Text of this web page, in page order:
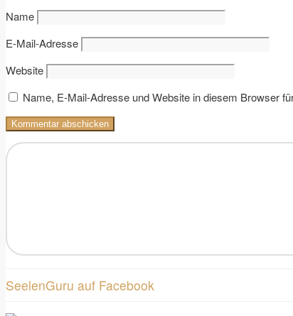
Name
E-Mail-Adresse
Website
Name, E-Mail-Adresse und Website in diesem Browser
SeelenGuru auf Facebook